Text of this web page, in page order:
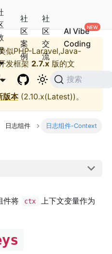
社
区
案
例
社
区
交
流
AI Vibe
Coding
搜索
似PHP-Laravel,Java-
发框架 2.7.x 版的文
版本(2.10.x(Latest))。
日志组件 日志组件-Context
件将 ctx
上下文变量作为